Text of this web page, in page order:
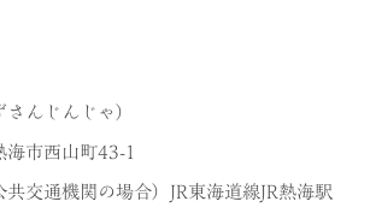
んじんじゃ）
海市西山町43-1
共交通機関の場合）JR東海道線JR熱海駅